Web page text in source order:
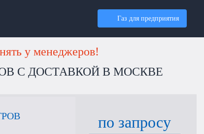
Газ для предприятия
у менеджеров!
С ДОСТАВКОЙ В МОСКВЕ
по запросу